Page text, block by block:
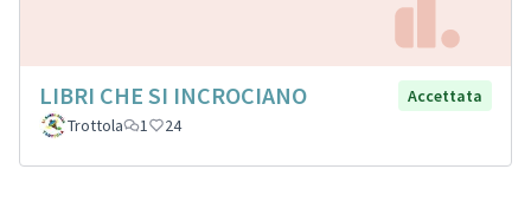
LIBRI CHE SI INCROCIANO
Accettata
Trottola
1 24